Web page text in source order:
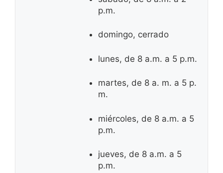
p.m.
domingo, cerrado
lunes, de 8 a.m. a 5 p.m.
martes, de 8 a. m. a 5 p.
m.
miércoles, de 8 a.m. a 5
p.m.
jueves, de 8 a.m. a 5
p.m.